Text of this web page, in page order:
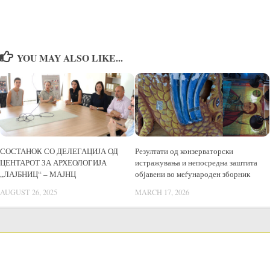
YOU MAY ALSO LIKE...
СОСТАНОК СО ДЕЛЕГАЦИЈА ОД
ЦЕНТАРОТ ЗА АРХЕОЛОГИЈА
„ЛАЈБНИЦ“ – МАЈНЦ
AUGUST 26, 2025
Резултати од конзерваторски
истражувања и непосредна заштита
објавени во меѓународен зборник
MARCH 17, 2026